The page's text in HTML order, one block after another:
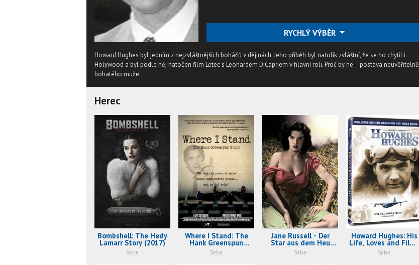
RYCHLÝ VÝBĚR
Howard Hughes byl jedním z nejzvláštnějších boháčů v dějinách. Jeho příběh byl natolik zvláštní, že se ho chytil i
Holywood a byl podle něj natočen film Letec s Leonardem DiCapriem v hlavní roli. Proč by ne – postava neuvěřitelně
bohatého muže,...
Herec
Bombshell: The Hedy
Lamarr Story (2017)
Sebe
Where I Stand: The
Hank Greenspun
Story (2008)
Sebe
Jane Russell - Der
Star aus dem Heu
(2006)
Sebe
Howard Hughes: His
Life, Loves and Films
(2004)
Sebe